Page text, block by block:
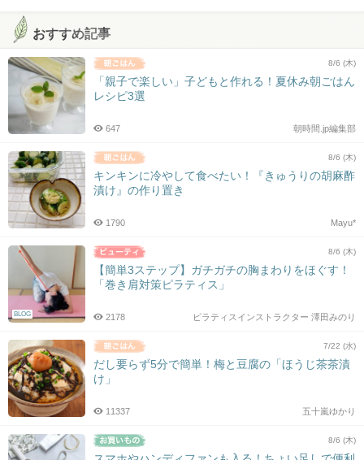
おすすめ記事
8/6 (木)
「親子で楽しい」子どもと作れる！夏休み朝ごはん
レシピ3選
朝時間.jp編集部
647
8/6 (木)
キンキンに冷やして食べたい！『きゅうりの胡麻酢
漬け』の作り置き
Mayu*
1790
BLOG
8/6 (木)
【簡単3ステップ】ガチガチの胸まわりをほぐす！
「巻き肩対策ピラティス」
ピラティスインストラクター 澤田みのり
2178
7/22 (水)
だし要らず5分で簡単！梅と豆腐の「ほうじ茶茶漬
け」
五十嵐ゆかり
11337
8/6 (木)